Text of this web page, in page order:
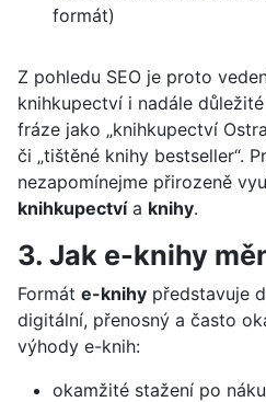
formát)
Z pohledu SEO je proto
knihkupectví i nadále
fráze jako „knihkupectví
či „tištěné knihy bestseller“.
nezapomínejme přirozeně
knihkupectvía knihy.
3. Jak e-knihy
Formát e-knihy představuje
digitální, přenosný a často
výhody e-knih:
okamžité stažení po